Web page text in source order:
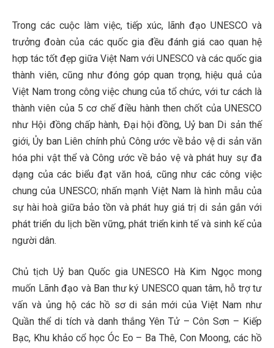
Trong các cuộc làm việc, tiếp xúc, lãnh đạo UNESCO và
trưởng đoàn của các quốc gia đều đánh giá cao quan hệ
hợp tác tốt đẹp giữa Việt Nam với UNESCO và các quốc gia
thành viên, cũng như đóng góp quan trọng, hiệu quả của
Việt Nam trong công việc chung của tổ chức, với tư cách là
thành viên của 5 cơ chế điều hành then chốt của UNESCO
như Hội đồng chấp hành, Đại hội đồng, Uỷ ban Di sản thế
giới, Ủy ban Liên chính phủ Công ước về bảo vệ di sản văn
hóa phi vật thể và Công ước về bảo vệ và phát huy sự đa
dạng của các biểu đạt văn hoá, cũng như các công việc
chung của UNESCO; nhấn mạnh Việt Nam là hình mẫu của
sự hài hoà giữa bảo tồn và phát huy giá trị di sản gắn với
phát triển du lịch bền vững, phát triển kinh tế và sinh kế của
người dân.
Chủ tịch Uỷ ban Quốc gia UNESCO Hà Kim Ngọc mong
muốn Lãnh đạo và Ban thư ký UNESCO quan tâm, hỗ trợ tư
vấn và ủng hộ các hồ sơ di sản mới của Việt Nam như
Quần thể di tích và danh thắng Yên Tử – Côn Sơn – Kiếp
Bạc, Khu khảo cổ học Óc Eo – Ba Thê, Con Moong, các hồ